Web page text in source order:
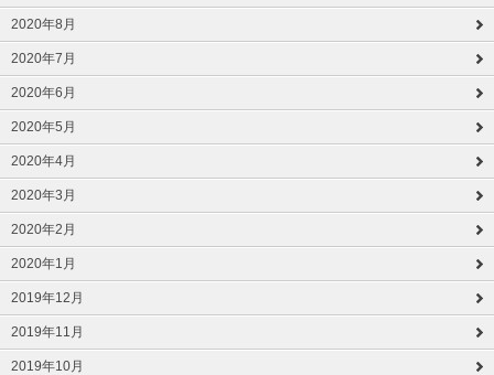
2020年8月
2020年7月
2020年6月
2020年5月
2020年4月
2020年3月
2020年2月
2020年1月
2019年12月
2019年11月
2019年10月